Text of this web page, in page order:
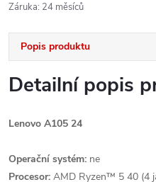
Záruka: 24 měsíců
Popis produktu
Detailní popis
Lenovo A105 24
Operační systém: ne
Procesor: AMD Ryzen™ 5 40 (4